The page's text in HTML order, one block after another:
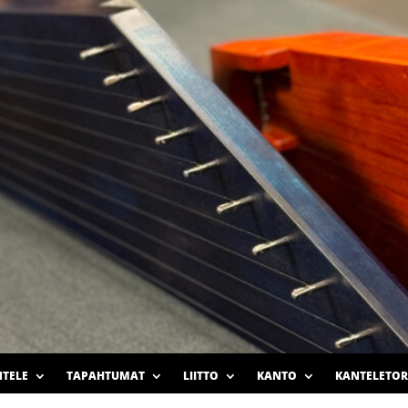
TAPAHTUMAT LIITTO KANTO